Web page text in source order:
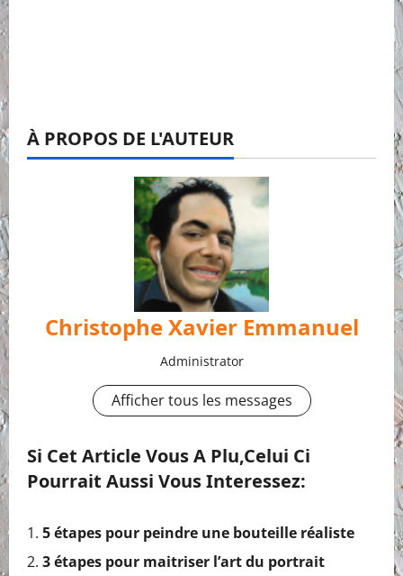
À PROPOS DE L'AUTEUR
Christophe Xavier Emmanuel
Administrator
Afficher tous les messages
Si Cet Article Vous A Plu,celui Ci
Pourrait Aussi Vous Interessez:
5 étapes pour peindre une bouteille réaliste
3 étapes pour maitriser l’art du portrait